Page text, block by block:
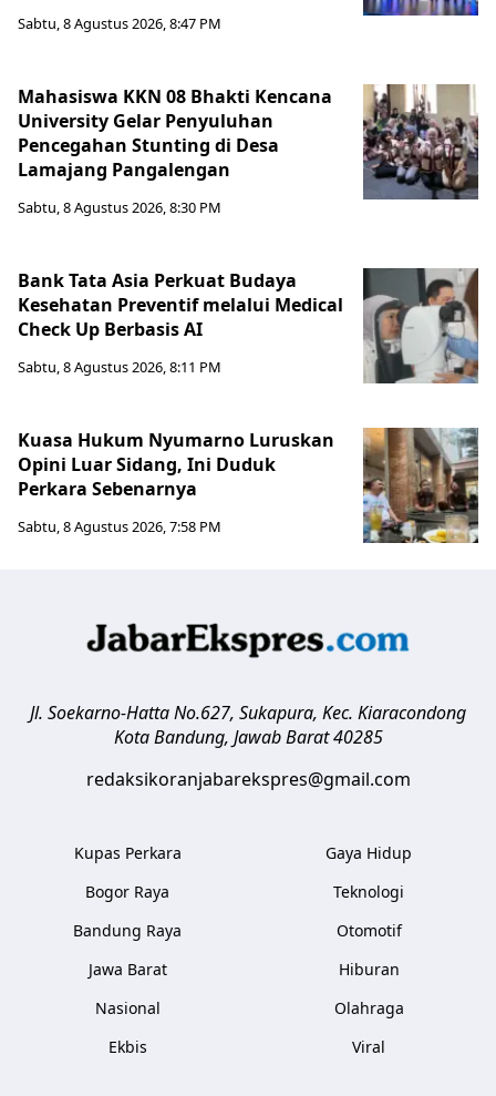
Sabtu, 8 Agustus 2026, 8:47 PM
Mahasiswa KKN 08 Bhakti Kencana
University Gelar Penyuluhan
Pencegahan Stunting di Desa
Lamajang Pangalengan
Sabtu, 8 Agustus 2026, 8:30 PM
Bank Tata Asia Perkuat Budaya
Kesehatan Preventif melalui Medical
Check Up Berbasis AI
Sabtu, 8 Agustus 2026, 8:11 PM
Kuasa Hukum Nyumarno Luruskan
Opini Luar Sidang, Ini Duduk
Perkara Sebenarnya ​
Sabtu, 8 Agustus 2026, 7:58 PM
Jl. Soekarno-Hatta No.627, Sukapura, Kec. Kiaracondong
Kota Bandung, Jawab Barat 40285
redaksikoranjabarekspres@gmail.com
Kupas Perkara
Bogor Raya
Bandung Raya
Jawa Barat
Nasional
Ekbis
Gaya Hidup
Teknologi
Otomotif
Hiburan
Olahraga
Viral